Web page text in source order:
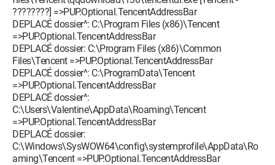
????????] =>PUP.Optional.TencentAddressBar
DEPLACÉ dossier^: C:\Program Files (x86)\Tencent
=>PUP.Optional.TencentAddressBar
DEPLACÉ dossier: C:\Program Files (x86)\Common
Files\Tencent =>PUP.Optional.TencentAddressBar
DEPLACÉ dossier^: C:\ProgramData\Tencent
=>PUP.Optional.TencentAddressBar
DEPLACÉ dossier^:
C:\Users\Valentine\AppData\Roaming\Tencent
=>PUP.Optional.TencentAddressBar
DEPLACÉ dossier:
C:\Windows\SysWOW64\config\systemprofile\AppData\Ro
aming\Tencent =>PUP.Optional.TencentAddressBar